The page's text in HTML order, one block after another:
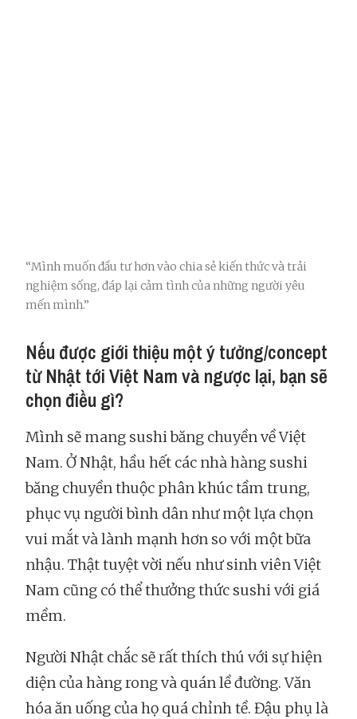
“Mình muốn đầu tư hơn vào chia sẻ kiến thức và trải
nghiệm sống, đáp lại cảm tình của những người yêu
mến mình.”
Nếu được giới thiệu một ý tưởng/concept
từ Nhật tới Việt Nam và ngược lại, bạn sẽ
chọn điều gì?
Mình sẽ mang sushi băng chuyền về Việt
Nam. Ở Nhật, hầu hết các nhà hàng sushi
băng chuyền thuộc phân khúc tầm trung,
phục vụ người bình dân như một lựa chọn
vui mắt và lành mạnh hơn so với một bữa
nhậu. Thật tuyệt vời nếu như sinh viên Việt
Nam cũng có thể thưởng thức sushi với giá
mềm.
Người Nhật chắc sẽ rất thích thú với sự hiện
diện của hàng rong và quán lề đường. Văn
hóa ăn uống của họ quá chỉnh tề. Đậu phụ là